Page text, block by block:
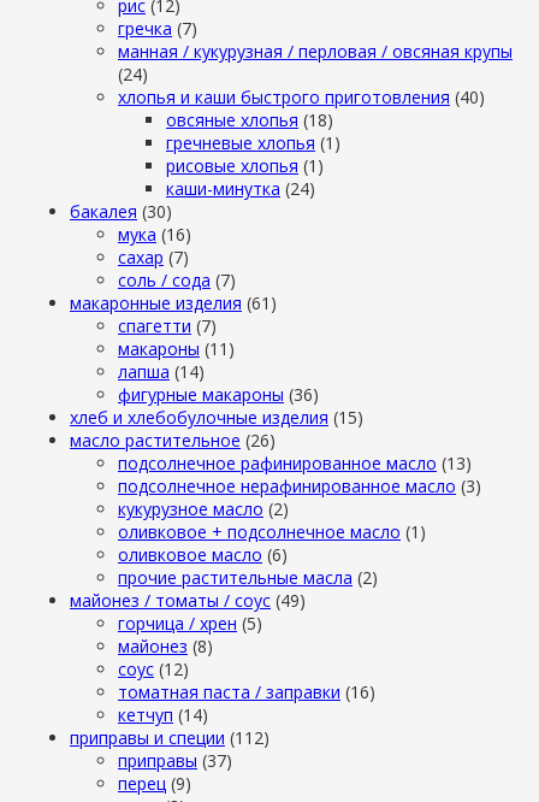
рис (12)
гречка (7)
манная / кукурузная / перловая / овсяная крупы
(24)
хлопья и каши быстрого приготовления (40)
овсяные хлопья (18)
гречневые хлопья (1)
рисовые хлопья (1)
каши-минутка (24)
бакалея (30)
мука (16)
сахар (7)
cоль / cода (7)
макаронные изделия (61)
cпагетти (7)
макароны (11)
лапша (14)
фигурные макароны (36)
хлеб и хлебобулочные изделия (15)
масло растительное (26)
подсолнечное рафинированное масло (13)
подсолнечное нерафинированное масло (3)
кукурузное масло (2)
оливковое + подсолнечное масло (1)
оливковое масло (6)
прочие растительные масла (2)
майонез / томаты / соус (49)
горчица / хрен (5)
майонез (8)
соус (12)
томатная паста / заправки (16)
кетчуп (14)
приправы и специи (112)
приправы (37)
перец (9)